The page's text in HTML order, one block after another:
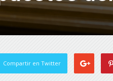
Compartir en Twitter